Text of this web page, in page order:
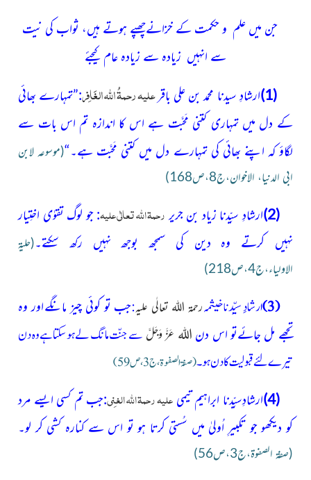
جن میں علم و حکمت کے خزانےچھپے ہوتے ہیں، ثواب کی نیت
سے انہیں زیادہ سے زیادہ عام کیجئے
(1) ارشادِ سیدنا محمد بن علی باقرعلیہ رحمۃُ اللہ الغَافِر:”تمہارے بھائی
کے دل میں تمہاری کتنی مَحبَّت ہے اس کا اندازہ تم اس بات سے
لگاؤ کہ اپنے بھائی کی تمہارے دل میں کتنی مَحبَّت ہے۔“(موسوعہ لابن
ابی الدنیا، الاخوان،ج8،ص168)
(2) ارشادِ سیِّدنا زیاد بن جریر رحمۃ اللہ تعالٰی علیہ: جو لوگ تقوٰی اختِیار
نہیں کرتے وہ دین کی سمجھ بوجھ نہیں رکھ سکتے۔(حلیۃ
الاولیاء،ج4،ص218)
(3) ارشادِ سیِّدنا خیثمہرحمۃ اللہ تعالٰی علیہ:جب تو کوئی چیز مانگےاور وہ
تجھے مل جائےتو اس دن اللہ عَزَّ وَجَلَّ سے جنّت مانگ لے ہو سکتا ہے وہ دن
تیرے لئے قبولیت کادن ہو۔(صفۃ الصفوۃ،ج3،ص59)
(4)
ارشادِسیِّدنا ابراہیم تیمی علیہ رحمۃ اللہ الغنِی:جب تم کسی ایسے مرد
کو دیکھو جو تکبیرِ اُولیٰ میں سُستی کرتا ہو تو اس سے کنارہ کشی کر لو۔
(صفۃ الصفوۃ،ج3،ص56)